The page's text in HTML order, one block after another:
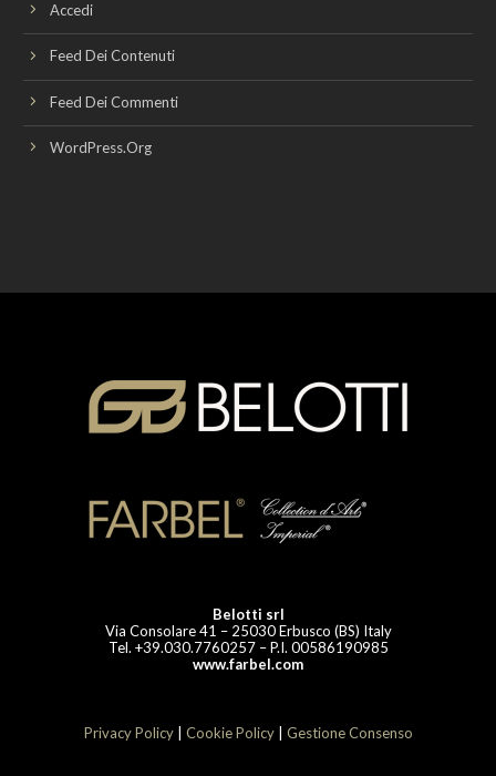
Accedi
Feed Dei Contenuti
Feed Dei Commenti
WordPress.org
Belotti srl
Via Consolare 41 – 25030 Erbusco (BS) Italy
Tel. +39.030.7760257 – P.I. 00586190985
www.farbel.com
Privacy Policy| Cookie Policy| Gestione Consenso